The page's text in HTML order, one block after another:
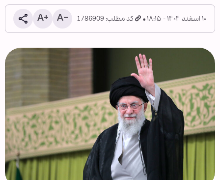
۱۰ اسفند ۱۴۰۴ - ۱۸:۱۵ کد مطلب: 1786909